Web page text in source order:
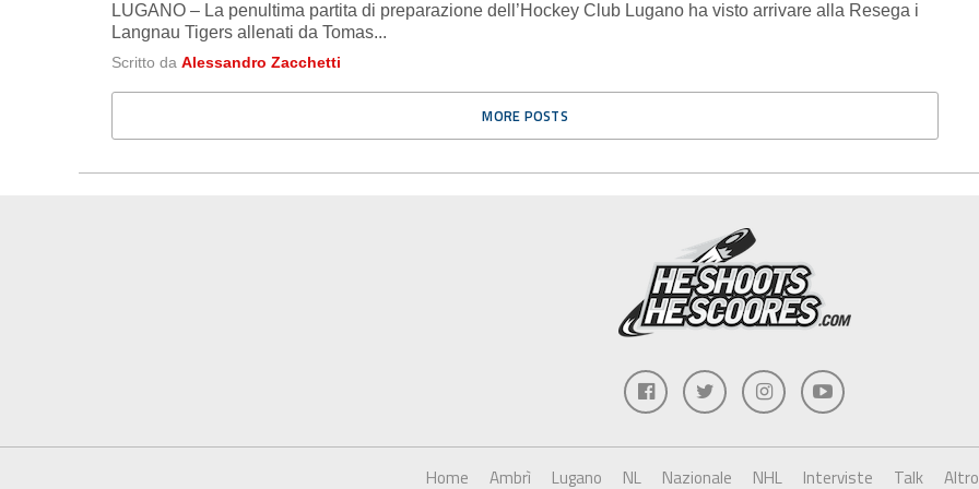
LUGANO – La penultima partita di preparazione dell’Hockey Club Lugano ha visto arrivare alla Resega i
Langnau Tigers allenati da Tomas...
Scritto da Alessandro Zacchetti
MORE POSTS
Home Ambrì Lugano NL Nazionale NHL Interviste Talk Altro